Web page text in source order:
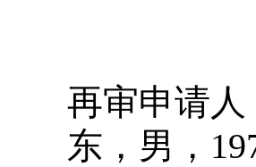
再审申请
东，男，